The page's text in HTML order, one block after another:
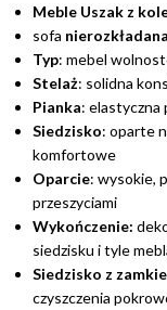
Meble Uszak z
sofa nierozkładana
Typ: mebel
Stelaż: solidna
Pianka: elastyczna
Siedzisko: oparte
komfortowe
Oparcie: wysokie,
przeszyciami
Wykończenie:
siedzisku i tyle
Siedzisko z
czyszczenia